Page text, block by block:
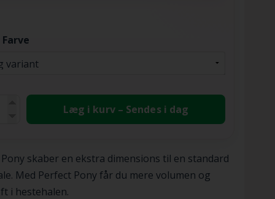
Læg i kurv – Sendes i dag
skaber en ekstra dimensions til en standard
Med Perfect Pony får du mere volumen og
i hestehalen.